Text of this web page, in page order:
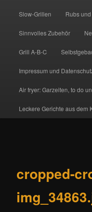
Slow-Grillen Rubs
Sinnvolles Zubehör
Grill A-B-C
Impressum und
Air fryer: Garzeiten, to do
Leckere Gerichte aus dem
cropped-